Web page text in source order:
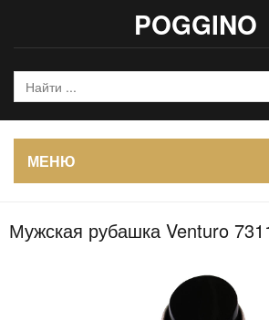
POGGINO
МЕНЮ
Мужская рубашка Venturo